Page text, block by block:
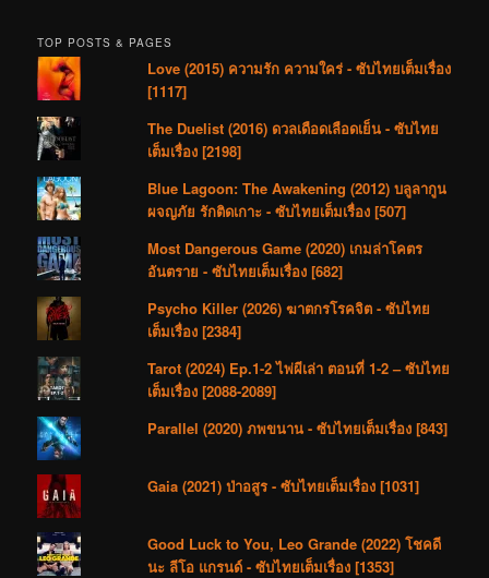
TOP POSTS & PAGES
Love (2015) ความรัก ความใคร่ - ซับไทยเต็มเรื่อง
[1117]
The Duelist (2016) ดวลเดือดเลือดเย็น - ซับไทย
เต็มเรื่อง [2198]
Blue Lagoon: The Awakening (2012) บลูลากูน
ผจญภัย รักติดเกาะ - ซับไทยเต็มเรื่อง [507]
Most Dangerous Game (2020) เกมล่าโคตร
อันตราย - ซับไทยเต็มเรื่อง [682]
Psycho Killer (2026) ฆาตกรโรคจิต - ซับไทย
เต็มเรื่อง [2384]
Tarot (2024) Ep.1-2 ไพ่ผีเล่า ตอนที่ 1-2 – ซับไทย
เต็มเรื่อง [2088-2089]
Parallel (2020) ภพขนาน - ซับไทยเต็มเรื่อง [843]
Gaia (2021) ป่าอสูร - ซับไทยเต็มเรื่อง [1031]
Good Luck to You, Leo Grande (2022) โชคดี
นะ ลีโอ แกรนด์ - ซับไทยเต็มเรื่อง [1353]